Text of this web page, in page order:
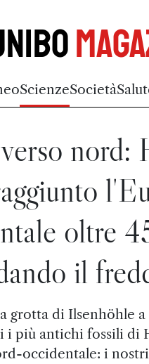
ScienzeSocietà
nord:
oltre
il
grotta di Ilsenhöhle
i più antichi fossili di
occidentale: i